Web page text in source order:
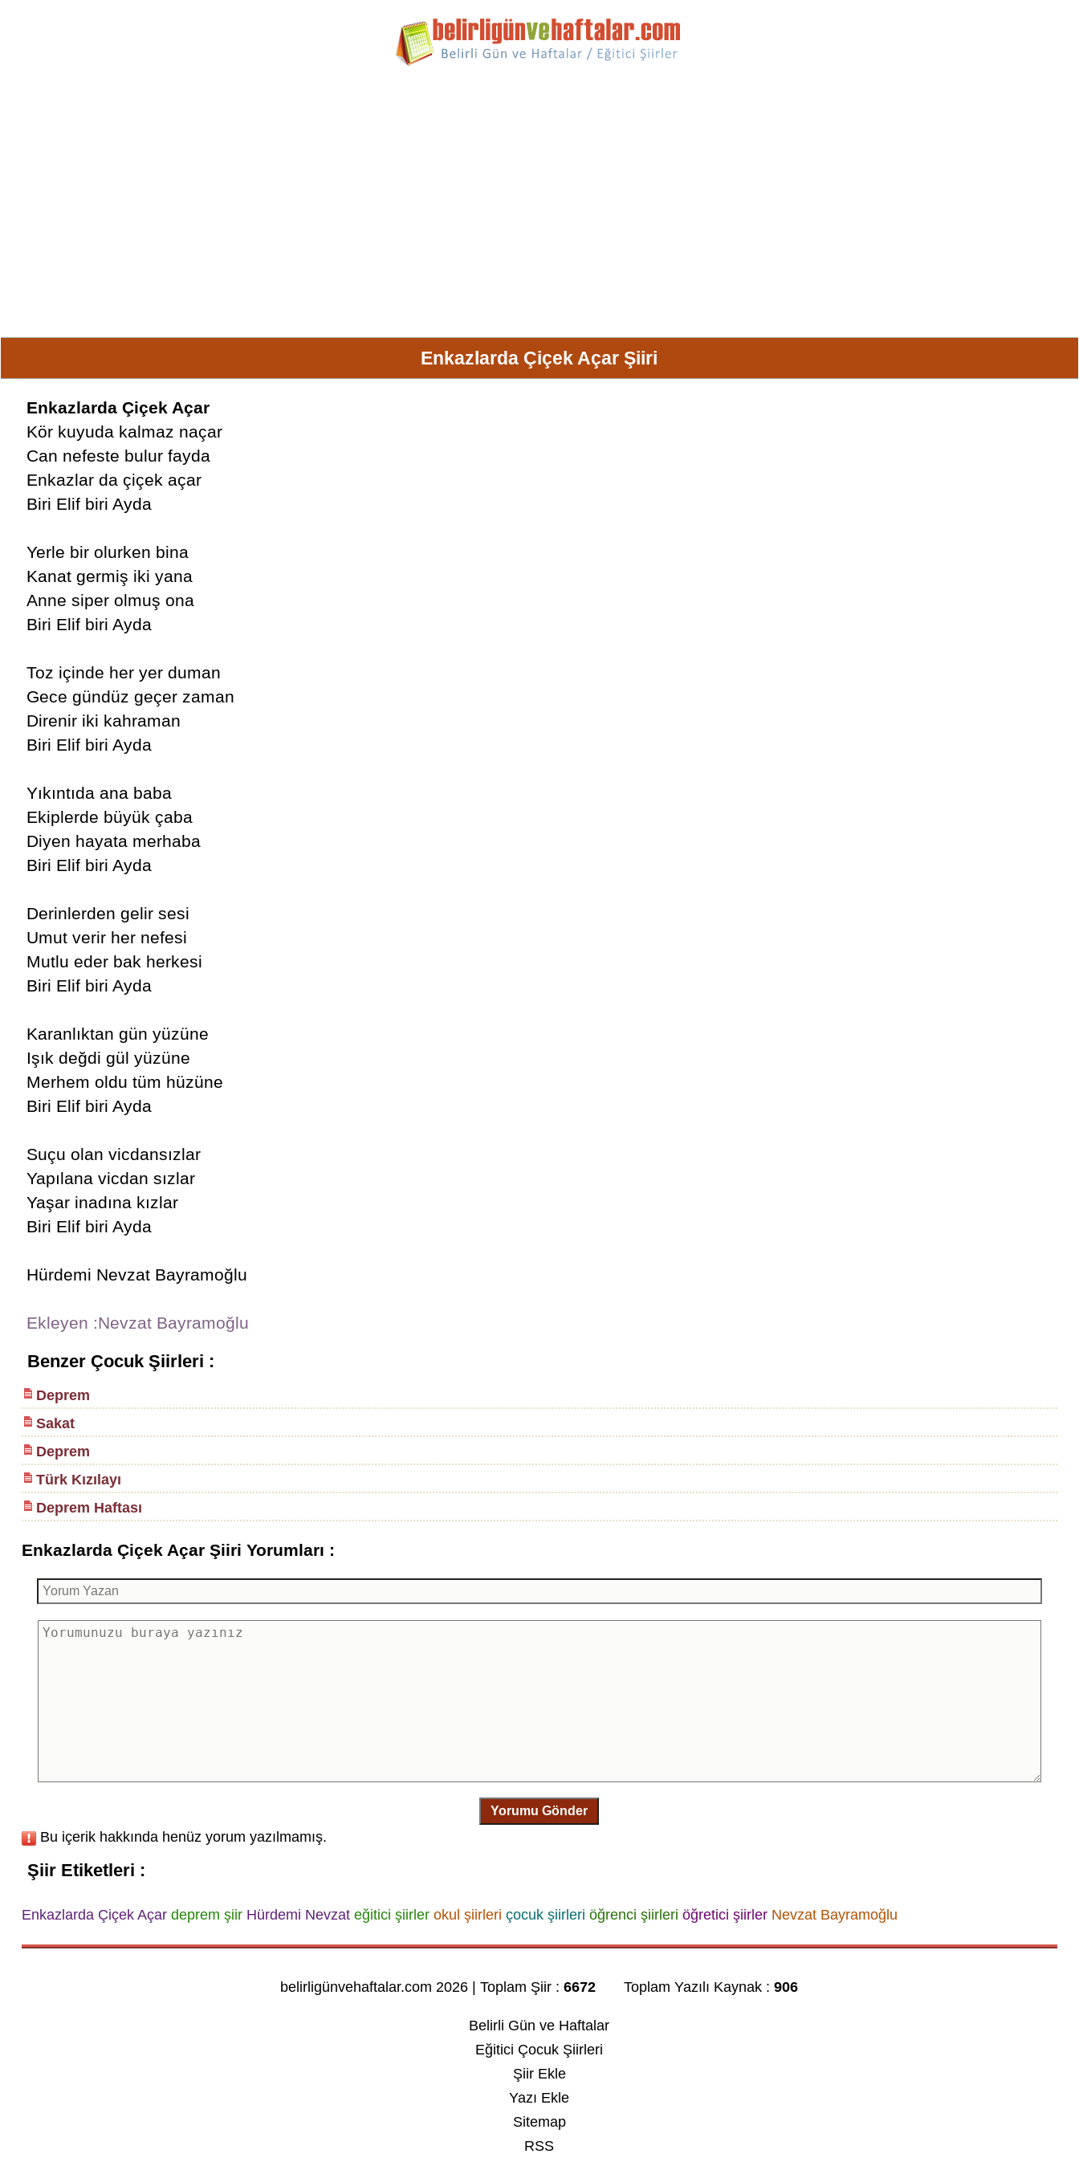
Enkazlarda Çiçek Açar Şiiri
Enkazlarda Çiçek Açar
Kör kuyuda kalmaz naçar
Can nefeste bulur fayda
Enkazlar da çiçek açar
Biri Elif biri Ayda
Yerle bir olurken bina
Kanat germiş iki yana
Anne siper olmuş ona
Biri Elif biri Ayda
Toz içinde her yer duman
Gece gündüz geçer zaman
Direnir iki kahraman
Biri Elif biri Ayda
Yıkıntıda ana baba
Ekiplerde büyük çaba
Diyen hayata merhaba
Biri Elif biri Ayda
Derinlerden gelir sesi
Umut verir her nefesi
Mutlu eder bak herkesi
Biri Elif biri Ayda
Karanlıktan gün yüzüne
Işık değdi gül yüzüne
Merhem oldu tüm hüzüne
Biri Elif biri Ayda
Suçu olan vicdansızlar
Yapılana vicdan sızlar
Yaşar inadına kızlar
Biri Elif biri Ayda
Hürdemi Nevzat Bayramoğlu
Ekleyen :Nevzat Bayramoğlu
Benzer Çocuk Şiirleri :
Deprem
Sakat
Deprem
Türk Kızılayı
Deprem Haftası
Enkazlarda Çiçek Açar Şiiri Yorumları :
Yorumu Gönder
Bu içerik hakkında henüz yorum yazılmamış.
Şiir Etiketleri :
Enkazlarda Çiçek Açar deprem şiir Hürdemi Nevzat eğitici şiirler okul şiirleri çocuk şiirleri öğrenci şiirleri öğretici şiirler Nevzat Bayramoğlu
belirligünvehaftalar.com 2026 | Toplam Şiir :6672 Toplam Yazılı Kaynak :906
Belirli Gün ve Haftalar
Eğitici Çocuk Şiirleri
Şiir Ekle
Yazı Ekle
Sitemap
RSS